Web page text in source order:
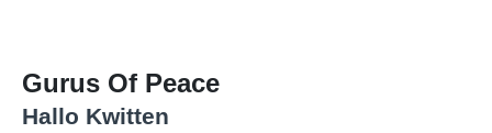
Gurus Of Peace
Hallo Kwitten